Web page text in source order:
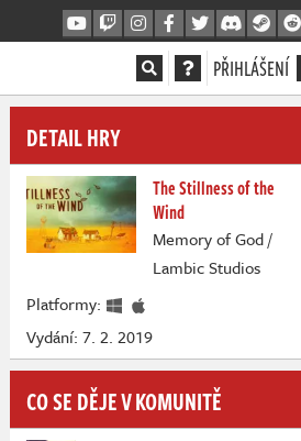
PŘIHLÁŠENÍ
DETAIL HRY
The Stillness of the
Wind
Memory of God /
Lambic Studios
Platformy:
Vydání: 7. 2. 2019
CO SE DĚJE V KOMUNITĚ